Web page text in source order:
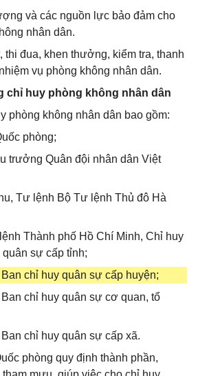
và các nguồn lực bảo đảm cho
nhân dân.
thi đua, khen thưởng, kiểm tra, thanh
vụ phòng không nhân dân.
chỉ huy phòng không nhân dân
phòng không nhân dân bao gồm:
phòng;
trưởng Quân đội nhân dân Việt
Tư lệnh Bộ Tư lệnh Thủ đô Hà
Thành phố Hồ Chí Minh, Chỉ huy
sự cấp tỉnh;
chỉ huy quân sự cấp huyện;
chỉ huy quân sự cơ quan, tổ
chỉ huy quân sự cấp xã.
phòng quy định thành phần,